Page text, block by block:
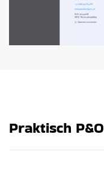
Praktisch P&O